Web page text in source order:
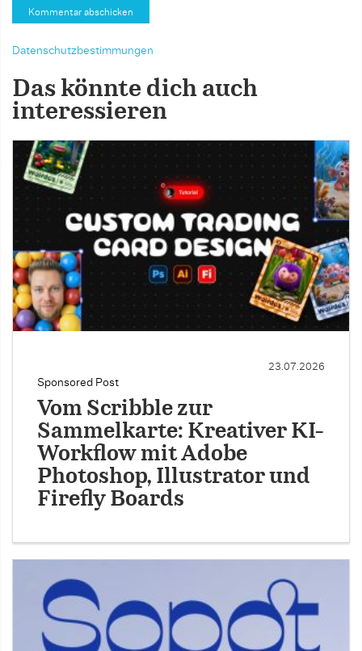
Datenschutzbestimmungen
Das könnte dich auch
interessieren
Sponsored Post
23.07.2026
Vom Scribble zur
Sammelkarte: Kreativer KI-
Workflow mit Adobe
Photoshop, Illustrator und
Firefly Boards